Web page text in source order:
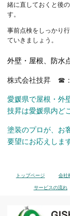
緒に直しておくと後
す。
事前点検をしっかり
ていきましょう。
外壁・屋根、防水
株式会社技昇 ☎
愛媛県で屋根・外
技昇は愛媛県内ど
塗装のプロが、お
要望にお応えします
トップページ 会社
サービスの流れ